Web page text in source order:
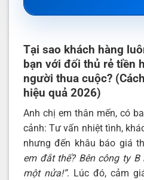
Tại sao khách hàng
bạn với đối thủ rẻ tiền
người thua cuộc?
hiệu quả 2026)
Anh chị em thân mến, có
cảnh: Tư vấn nhiệt tình,
nhưng đến khâu báo giá
em đắt thế? Bên công ty
một nửa!”. Lúc đó, cảm